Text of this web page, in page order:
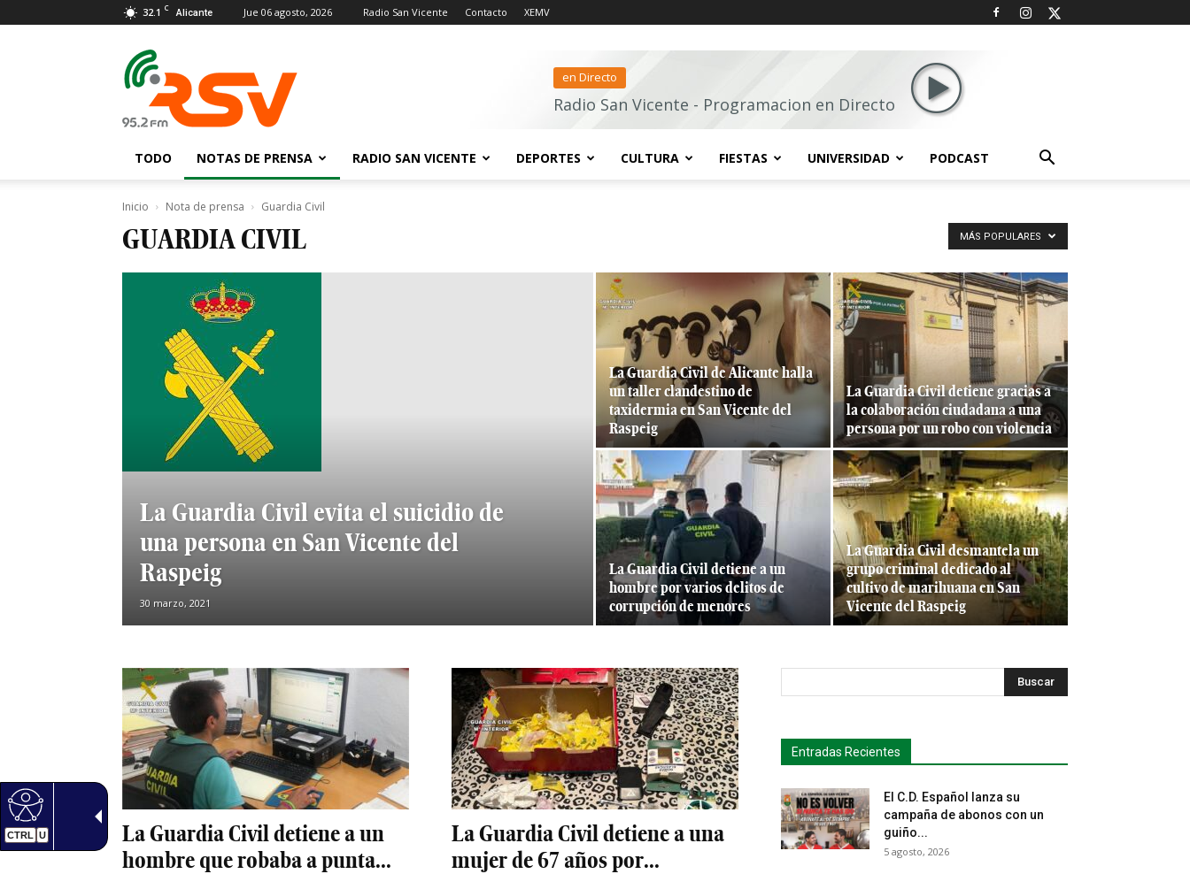
CTRL U
32.1 C Alicante Jue 06 agosto, 2026 Radio San Vicente Contacto XEMV
San
Vicente
en Directo
Radio San Vicente - Programacion en Directo
TODO NOTAS DE PRENSA RADIO SAN VICENTE DEPORTES CULTURA FIESTAS UNIVERSIDAD PODCAST
Inicio Nota de prensa Guardia Civil
GUARDIA CIVIL MÁS POPULARES
La Guardia Civil evita el suicidio de
una persona en San Vicente del
Raspeig
30 marzo, 2021
La Guardia Civil de Alicante halla
un taller clandestino de
taxidermia en San Vicente del
Raspeig
La Guardia Civil detiene gracias a
la colaboración ciudadana a una
persona por un robo con violencia
La Guardia Civil detiene a un
hombre por varios delitos de
corrupción de menores
La Guardia Civil desmantela un
grupo criminal dedicado al
cultivo de marihuana en San
Vicente del Raspeig
La Guardia Civil detiene a un
hombre que robaba a punta...
La Guardia Civil detiene a una
mujer de 67 años por...
Buscar
Entradas Recientes
El C.D. Español lanza su
campaña de abonos con un
guiño...
5 agosto, 2026